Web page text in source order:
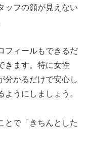
ッフの顔が見えない
フィールもできるだ
きます。特に女性
分かるだけで安心し
うにしましょう。
とで「きちんとした